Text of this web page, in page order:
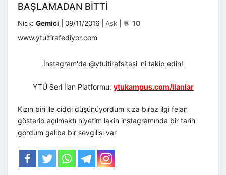
BAŞLAMADAN BITTI
Nick: Gemici 09/11/2016 Kategoriler
Aşk 💬 10
www.ytuitirafediyor.com
İnstagram'da @ytuitirafsitesi 'ni takip edin!
YTÜ Seri İlan Platformu: ytukampus.com/ilanlar
Kızın biri ile ciddi düşünüyordum kıza biraz ilgi felan
gösterip açılmaktı niyetim lakin instagramında bir tarih
gördüm galiba bir sevgilisi var